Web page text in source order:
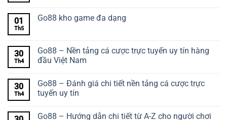
01
Th5
Go88 kho game đa dạng
30
Th4
Go88 – Nền tảng cá cược trực tuyến uy tín hàng
đầu Việt Nam
30
Th4
Go88 – Đánh giá chi tiết nền tảng cá cược trực
tuyến uy tín
Go88 – Hướng dẫn chi tiết từ A-Z cho người chơi